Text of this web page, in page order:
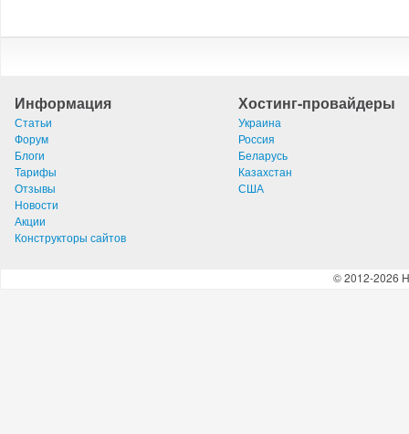
Информация
Статьи
Форум
Блоги
Тарифы
Отзывы
Новости
Акции
Конструкторы сайтов
Хостинг-провайдеры
Украина
Россия
Беларусь
Казахстан
США
© 2012-2026